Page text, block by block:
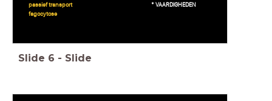
passief transport * VAARDIGHEDEN
fagocytose
Slide 6 - Slide